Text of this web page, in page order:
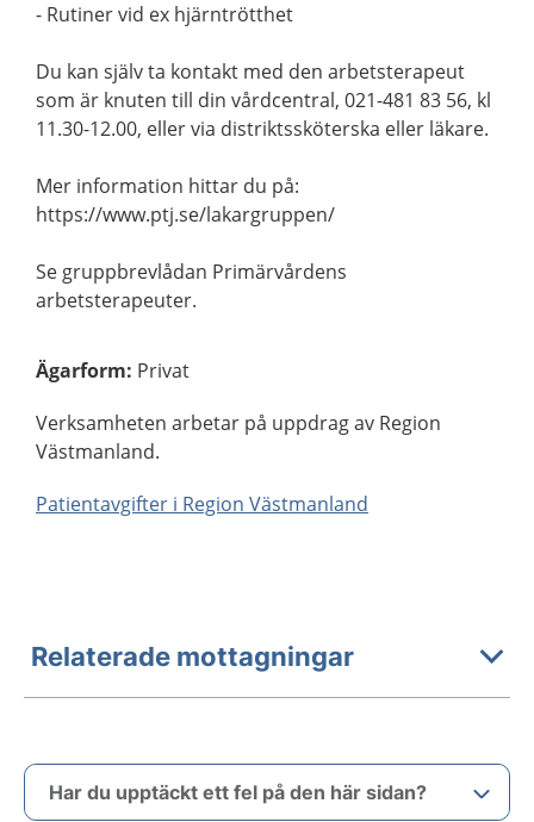
- Rutiner vid ex hjärntrötthet
Du kan själv ta kontakt med den arbetsterapeut
som är knuten till din vårdcentral, 021-481 83 56, kl
11.30-12.00, eller via distriktssköterska eller läkare.
Mer information hittar du på:
https://www.ptj.se/lakargruppen/
Se gruppbrevlådan Primärvårdens
arbetsterapeuter.
Ägarform: Privat
Verksamheten arbetar på uppdrag av Region
Västmanland.
Patientavgifter i Region Västmanland
Relaterade mottagningar
Har du upptäckt ett fel på den här sidan?